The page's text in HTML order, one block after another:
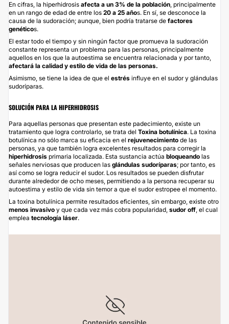
En cifras, la hiperhidrosis afecta a un 3% de la población , principalmente
en un rango de edad de entre los 20 a 25 años. En sí, se desconoce la
causa de la sudoración; aunque, bien podría tratarse de factores
genéticos.
El estar todo el tiempo y sin ningún factor que promueva la sudoración
constante representa un problema para las personas, principalmente
aquellos en los que la autoestima se encuentra relacionada y por tanto,
afectará la calidad y estilo de vida de las personas.
Asimismo, se tiene la idea de que el estrés influye en el sudor y glándulas
sudoríparas.
SOLUCIÓN PARA LA HIPERHIDROSIS
Para aquellas personas que presentan este padecimiento, existe un
tratamiento que logra controlarlo, se trata del Toxina botulínica. La toxina
botulínica no sólo marca su eficacia en el rejuvenecimiento de las
personas, ya que también logra excelentes resultados para corregir la
hiperhidrosis primaria localizada. Esta sustancia actúa bloqueando las
señales nerviosas que producen las glándulas sudoríparas; por tanto, es
así como se logra reducir el sudor. Los resultados se pueden disfrutar
durante alrededor de ocho meses, permitiendo a la persona recuperar su
autoestima y estilo de vida sin temor a que el sudor estropee el momento.
La toxina botulínica permite resultados eficientes, sin embargo, existe otro
menos invasivo y que cada vez más cobra popularidad, sudor off , el cual
emplea tecnología láser.